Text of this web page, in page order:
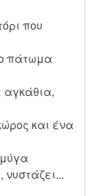
που
πάτωμα
αγκάθια,
και ένα
νυστάζει...